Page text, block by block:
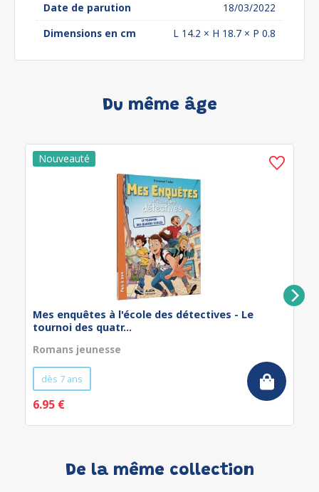
Date de parution
18/03/2022
Dimensions en cm
L 14.2 × H 18.7 × P 0.8
Du même âge
Mes enquêtes à l'école des détectives - Le
tournoi des quatr...
Romans jeunesse
dès 7 ans
6.95 €
De la même collection